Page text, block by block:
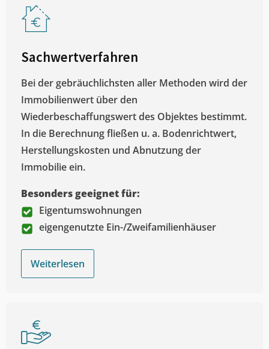
Sachwertverfahren
Bei der gebräuchlichsten aller Methoden wird der
Immobilienwert über den
Wiederbeschaffungswert des Objektes bestimmt.
In die Berechnung fließen u. a. Bodenrichtwert,
Herstellungskosten und Abnutzung der
Immobilie ein.
Besonders geeignet für:
Eigentumswohnungen
eigengenutzte Ein-/Zweifamilienhäuser
Weiterlesen